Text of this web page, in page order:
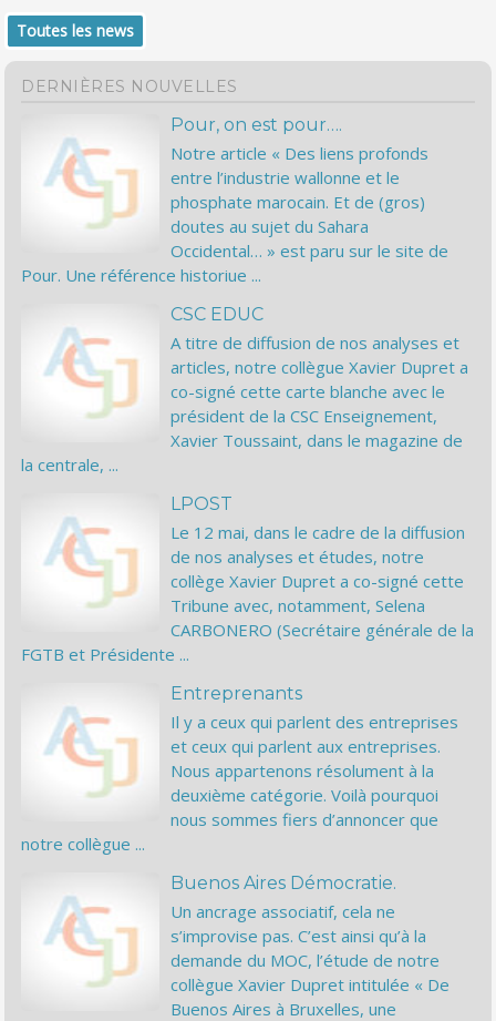
Toutes les news
DERNIÈRES NOUVELLES
Pour, on est pour….
Notre article « Des liens profonds
entre l’industrie wallonne et le
phosphate marocain. Et de (gros)
doutes au sujet du Sahara
Occidental… » est paru sur le site de
Pour. Une référence historiue ...
CSC EDUC
A titre de diffusion de nos analyses et
articles, notre collègue Xavier Dupret a
co-signé cette carte blanche avec le
président de la CSC Enseignement,
Xavier Toussaint, dans le magazine de
la centrale, ...
LPOST
Le 12 mai, dans le cadre de la diffusion
de nos analyses et études, notre
collège Xavier Dupret a co-signé cette
Tribune avec, notamment, Selena
CARBONERO (Secrétaire générale de la
FGTB et Présidente ...
Entreprenants
Il y a ceux qui parlent des entreprises
et ceux qui parlent aux entreprises.
Nous appartenons résolument à la
deuxième catégorie. Voilà pourquoi
nous sommes fiers d’annoncer que
notre collègue ...
Buenos Aires Démocratie.
Un ancrage associatif, cela ne
s’improvise pas. C’est ainsi qu’à la
demande du MOC, l’étude de notre
collègue Xavier Dupret intitulée « De
Buenos Aires à Bruxelles, une